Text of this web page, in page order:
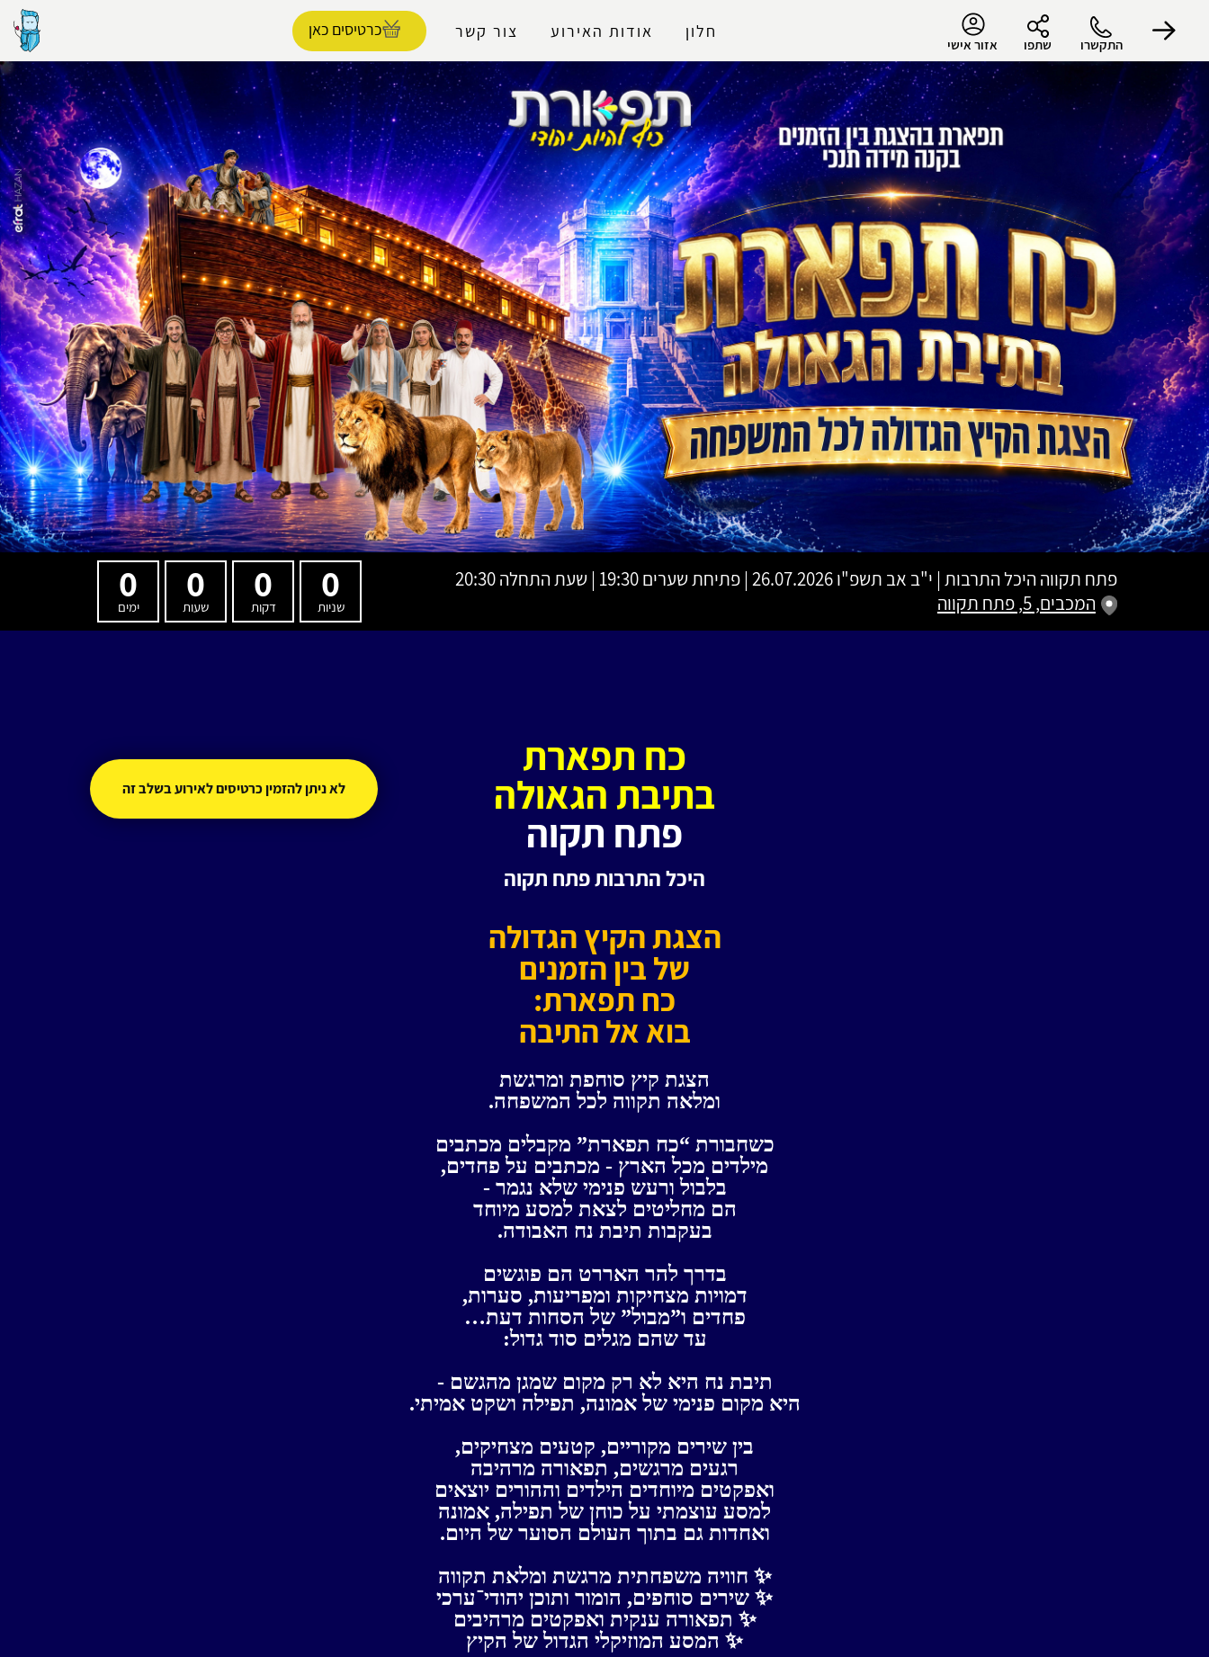
התקשרו שתפו אזור אישי
חלון אודות האירוע צור קשר כרטיסים כאן
הפרופיל שלי
התנתק
פתח תקווה היכל התרבות | י"ב אב תשפ"ו26.07.2026 | פתיחת שערים 19:30 | שעת התחלה 20:30
המכבים, 5, פתח תקווה
0
שניות
0
דקות
0
שעות
0
ימים
כח תפארת
בתיבת הגאולה
פתח תקוה
היכל התרבותפתח תקוה
הצגת הקיץ הגדולה
של בין הזמנים
כח תפארת:
בוא אל התיבה
הצגת קיץ סוחפת ומרגשת
ומלאה תקווה לכל המשפחה.
כשחבורת “כח תפארת” מקבלים מכתבים
מילדים מכל הארץ - מכתבים על פחדים,
בלבול ורעש פנימי שלא נגמר -
הם מחליטים לצאת למסע מיוחד
בעקבות תיבת נח האבודה.
בדרך להר האררט הם פוגשים
דמויות מצחיקות ומפריעות, סערות,
פחדים ו”מבול” של הסחות דעת…
עד שהם מגלים סוד גדול:
תיבת נח היא לא רק מקום שמגן מהגשם -
היא מקום פנימי של אמונה, תפילה ושקט אמיתי.
בין שירים מקוריים, קטעים מצחיקים,
רגעים מרגשים, תפאורה מרהיבה
ואפקטים מיוחדים הילדים וההורים יוצאים
למסע עוצמתי על כוחן של תפילה, אמונה
ואחדות גם בתוך העולם הסוער של היום.
✨ חוויה משפחתית מרגשת ומלאת תקווה
✨ שירים סוחפים, הומור ותוכן יהודי־ערכי
✨ תפאורה ענקית ואפקטים מרהיבים
✨ המסע המוזיקלי הגדול של הקיץ
לא ניתן להזמין כרטיסים לאירוע בשלב זה